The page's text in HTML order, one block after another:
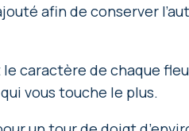
afin de conserver
caractère de chaque
vous touche le plus.